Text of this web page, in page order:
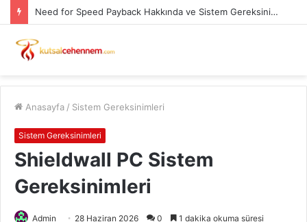
Need for Speed Payback Hakkında ve Sistem Gereksinimleri PC
Anasayfa / Sistem Gereksinimleri
Sistem Gereksinimleri
Shieldwall PC Sistem
Gereksinimleri
Admin 28 Haziran 2026 0 1 dakika okuma süresi